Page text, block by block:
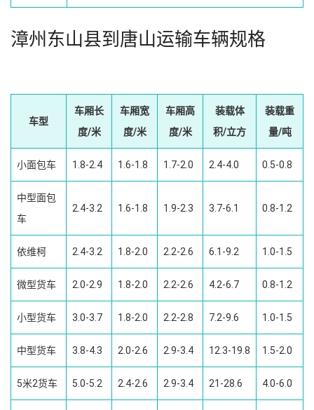
漳州东山县到唐山运输车辆规格
车型
车厢长
度/米
车厢宽
度/米
车厢高
度/米
装载体
积/立方
装载重
量/吨
小面包车 1.8-2.4 1.6-1.8 1.7-2.0 2.4-4.0 0.5-0.8
中型面包
车
2.4-3.2 1.6-1.8 1.9-2.3 3.7-6.1 0.8-1.2
依维柯 2.4-3.2 1.8-2.0 2.2-2.6 6.1-9.2 1.0-1.5
微型货车 2.0-2.9 1.8-2.0 2.2-2.6 4.2-6.7 0.8-1.2
小型货车 3.0-3.7 1.8-2.0 2.2-2.8 7.2-9.6 1.0-1.5
中型货车 3.8-4.3 2.0-2.6 2.9-3.4 12.3-19.8 1.5-2.0
5米2货车 5.0-5.2 2.4-2.6 2.9-3.4 21-28.6 4.0-6.0